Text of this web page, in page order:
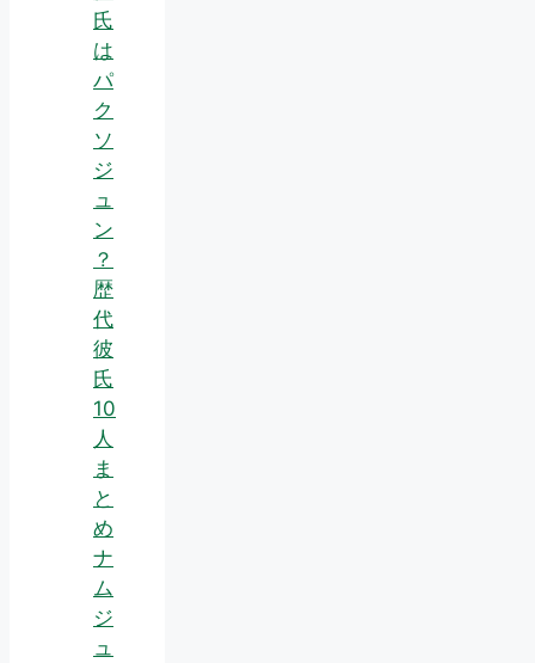
氏
は
パ
ク
ソ
ジ
ュ
ン
？
歴
代
彼
氏
10
人
ま
と
め
ナ
ム
ジ
ュ